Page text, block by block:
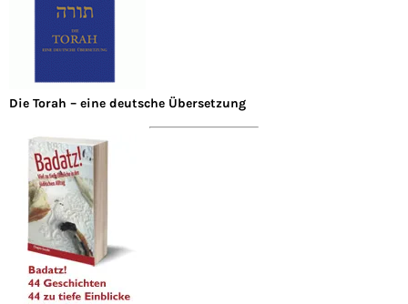
Die Torah – eine deutsche Übersetzung